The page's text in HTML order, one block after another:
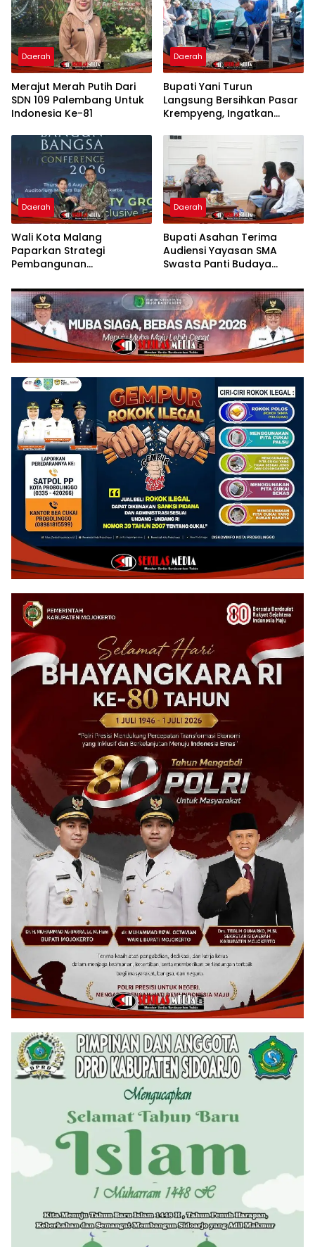
Daerah
Merajut Merah Putih Dari
SDN 109 Palembang Untuk
Indonesia Ke-81
Daerah
Bupati Yani Turun
Langsung Bersihkan Pasar
Krempyeng, Ingatkan
Panjang
Daerah
Wali Kota Malang
Paparkan Strategi
Pembangunan
Nasional CNN Indonesia
Daerah
Bupati Asahan Terima
Audiensi Yayasan SMA
Swasta Panti Budaya
Grace Natalie Sagala